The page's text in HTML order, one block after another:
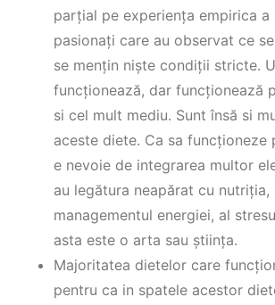
parțial pe experiența empirica a
pasionați care au observat ce
se mențin niște condiții stricte.
funcționează, dar funcționează
si cel mult mediu. Sunt însă si
aceste diete. Ca sa funcționeze
e nevoie de integrarea multor
au legătura neapărat cu nutriția,
managementul energiei, al
asta este o arta sau știința.
Majoritatea dietelor care
pentru ca in spatele acestor